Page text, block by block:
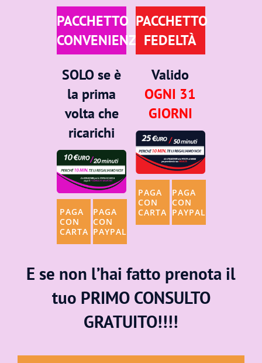
PACCHETTO
CONVENIENZA
SOLOse è
la prima
volta che
ricarichi
PAGA
CON
CARTA
PAGA
CON
PAYPAL
PACCHETTO
FEDELTÀ
Valido
OGNI 31
GIORNI
PAGA
CON
CARTA
PAGA
CON
PAYPAL
E se non l’hai fatto prenota il
tuo PRIMO CONSULTO
GRATUITO!!!!